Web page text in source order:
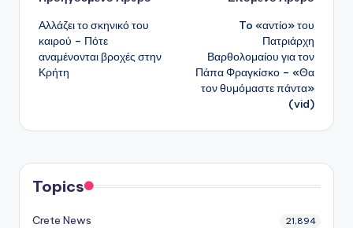
δημοσιεύσεων
Αλλάζει το σκηνικό του
καιρού – Πότε
αναμένονται βροχές στην
Κρήτη
To «αντίο» του
Πατριάρχη
Βαρθολομαίου για τον
Πάπα Φραγκίσκο – «Θα
τον θυμόμαστε πάντα»
(vid)
Topics
Crete News 21,894